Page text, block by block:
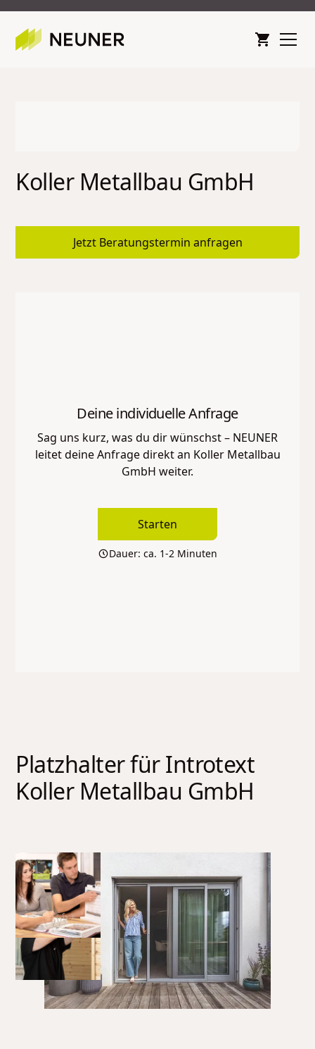
Koller Metallbau GmbH
Jetzt Beratungstermin anfragen
Deine individuelle Anfrage
Sag uns kurz, was du dir wünschst – NEUNER
leitet deine Anfrage direkt an Koller Metallbau
GmbH weiter.
Starten
Dauer: ca. 1-2 Minuten
Platzhalter für Introtext
Koller Metallbau GmbH